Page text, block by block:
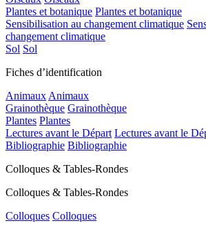
Plantes et botanique Plantes et botanique
Sensibilisation au changement climatique
changement climatique
Sol Sol
Fiches d’identification
Animaux Animaux
Grainothèque Grainothèque
Plantes Plantes
Lectures avant le Départ Lectures avant le
Bibliographie Bibliographie
Colloques & Tables-Rondes
Colloques & Tables-Rondes
Colloques Colloques